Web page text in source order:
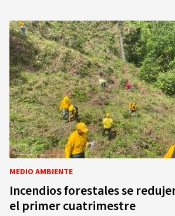
MEDIO AMBIENTE
Incendios forestales se
el primer cuatrimestre